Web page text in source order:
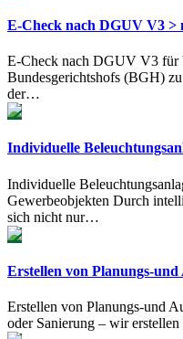
E-Check nach DGUV V3
E-Check nach DGUV V3 für
Bundesgerichtshofs (BGH)
der…
Individuelle
Individuelle
Gewerbeobjekten Durch
sich nicht nur…
Erstellen von Planungs-
Erstellen von Planungs-und
oder Sanierung – wir